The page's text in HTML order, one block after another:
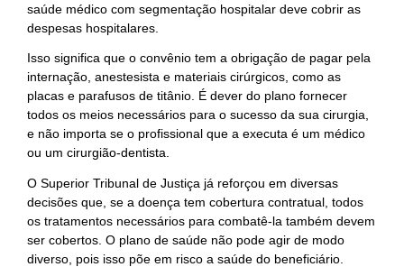
saúde médico com segmentação hospitalar deve cobrir as
despesas hospitalares.
Isso significa que o convênio tem a obrigação de pagar pela
internação, anestesista e materiais cirúrgicos, como as
placas e parafusos de titânio. É dever do plano fornecer
todos os meios necessários para o sucesso da sua cirurgia,
e não importa se o profissional que a executa é um médico
ou um cirurgião-dentista.
O Superior Tribunal de Justiça já reforçou em diversas
decisões que, se a doença tem cobertura contratual, todos
os tratamentos necessários para combatê-la também devem
ser cobertos. O plano de saúde não pode agir de modo
diverso, pois isso põe em risco a saúde do beneficiário.